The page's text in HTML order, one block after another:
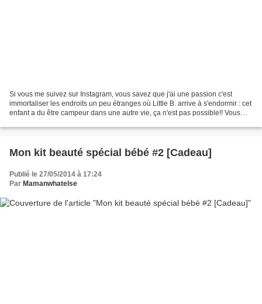
Si vous me suivez sur Instagram, vous savez que j'ai une passion c'est
immortaliser les endroits un peu étranges où Little B. arrive à s'endormir : cet
enfant a du être campeur dans une autre vie, ça n'est pas possible!! Vous
Mon kit beauté spécial bébé #2 [Cadeau]
Publié le 27/05/2014 à 17:24
Par Mamanwhatelse